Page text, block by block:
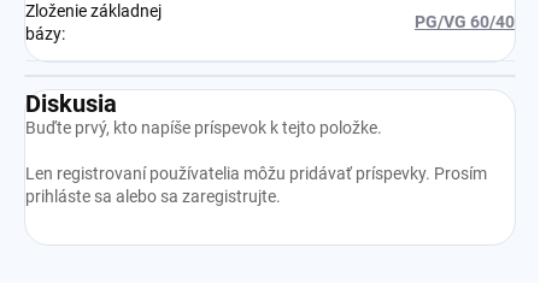
Zloženie základnej
bázy:
PG/VG 60/40
Diskusia
Buďte prvý, kto napíše príspevok k tejto položke.
Len registrovaní používatelia môžu pridávať príspevky. Prosím
prihláste sa alebo sa zaregistrujte.